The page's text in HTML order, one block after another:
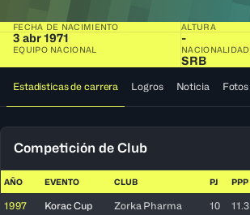
FECHA DE NACIMIENTO
3 abr 1971
ALTURA
-
EQUIPO NACIONAL NACIONALIDAD
SRB
Estadísticas de carrera Logros Noticia Fotos
Competición de Club
AÑO EVENTO CLUB PJ PPP
1997 Korac Cup Zorka Pharma 10 11.3